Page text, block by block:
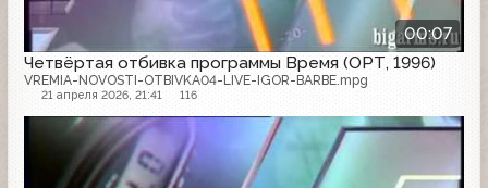
00:07
Четвёртая отбивка программы Время (ОРТ, 1996)
VREMIA-NOVOSTI-OTBIVKA04-LIVE-IGOR-BARBE.mpg
21 апреля 2026, 21:41 116